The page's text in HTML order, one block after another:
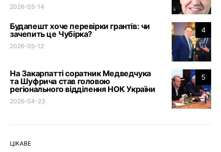
2026-05-14
4
Будапешт хоче перевірки грантів: чи
зачепить це Чубірка?
2026-05-12
5
На Закарпатті соратник Медведчука
та Шуфрича став головою
регіонального відділення НОК України
2026-04-23
ЦІКАВЕ